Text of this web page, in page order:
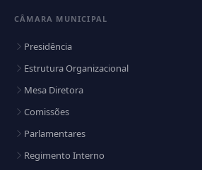
CÂMARA MUNICIPAL
Presidência
Estrutura Organizacional
Mesa Diretora
Comissões
Parlamentares
Regimento Interno